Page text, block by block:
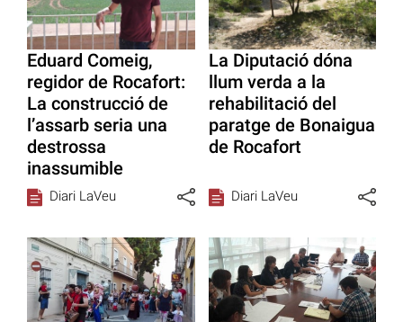
Eduard Comeig,
regidor de Rocafort:
La construcció de
l’assarb seria una
destrossa
inassumible
Diari LaVeu
La Diputació dóna
llum verda a la
rehabilitació del
paratge de Bonaigua
de Rocafort
Diari LaVeu